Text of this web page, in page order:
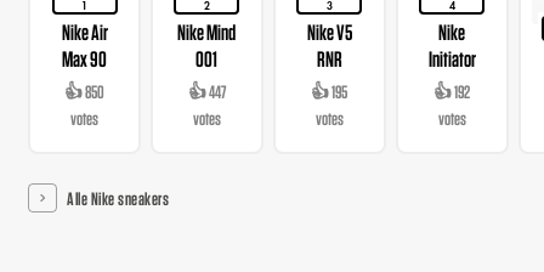
1
Nike Air
Max 90
👍 850
votes
2
Nike Mind
001
👍 447
votes
3
Nike V5
RNR
👍 195
votes
4
Nike
Initiator
👍 192
votes
Alle Nike sneakers